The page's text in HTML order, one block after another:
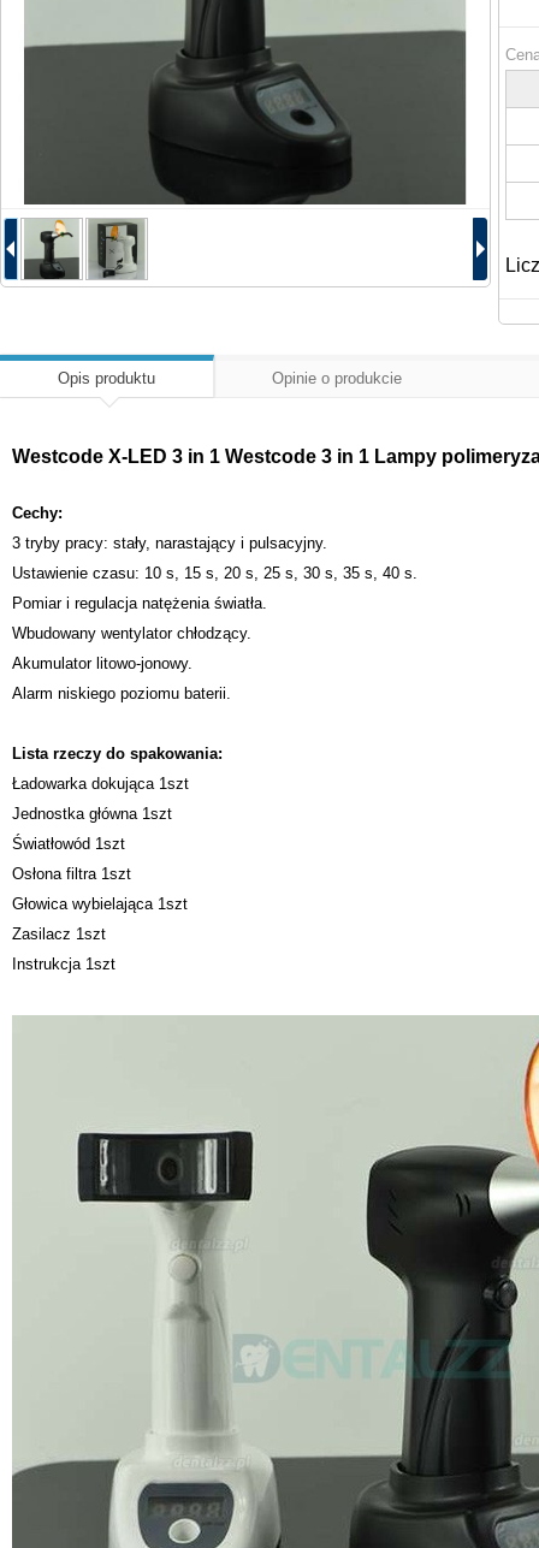
Opis produktu Opinie o produkcie
Westcode X-LED 3 in 1 Westcode 3 in 1 Lampy
Cechy:
3 tryby pracy: stały, narastający i pulsacyjny.
Ustawienie czasu: 10 s, 15 s, 20 s, 25 s, 30 s, 35 s, 40 s.
Pomiar i regulacja natężenia światła.
Wbudowany wentylator chłodzący.
Akumulator litowo-jonowy.
Alarm niskiego poziomu baterii.
Lista rzeczy do spakowania:
Ładowarka dokująca 1szt
Jednostka główna 1szt
Światłowód 1szt
Osłona filtra 1szt
Głowica wybielająca 1szt
Zasilacz 1szt
Instrukcja 1szt